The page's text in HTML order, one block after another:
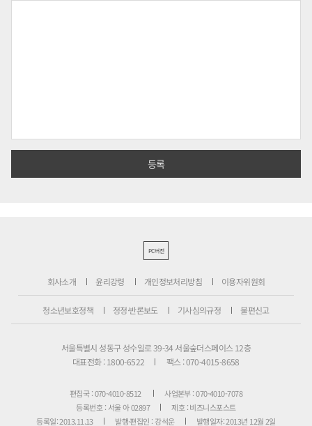
PC버전
회사소개 윤리강령 개인정보처리방침 이용자위원회
청소년보호정책 정정·반론보도 기사심의규정 불편신고
서울특별시 성동구 성수일로 39-34 서울숲더스페이스 12층
대표전화 : 1800-6522
팩스 : 070-4015-8658
편집국 : 070-4010-8512
사업본부 : 070-4010-7078
등록번호 : 서울 아 02897
제호 : 비즈니스포스트
등록일: 2013.11.13
발행·편집인 : 강석운 발행일자: 2013년 12월 2일